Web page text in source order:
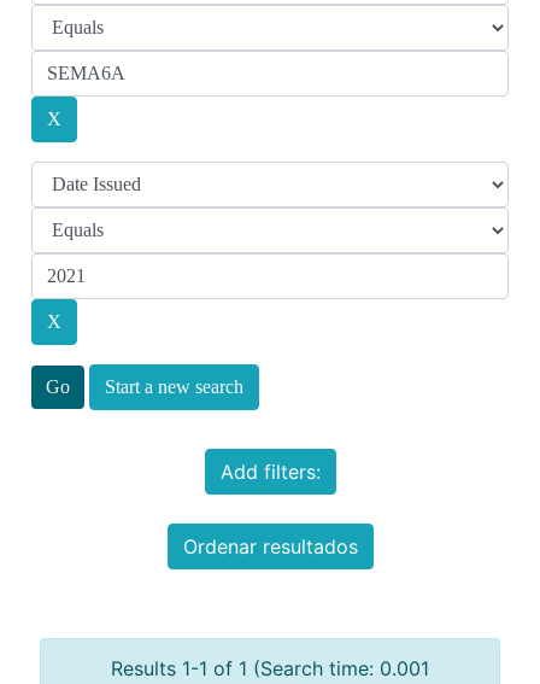
Start a new search
Add filters:
Ordenar resultados
Results 1-1 of 1 (Search time: 0.001